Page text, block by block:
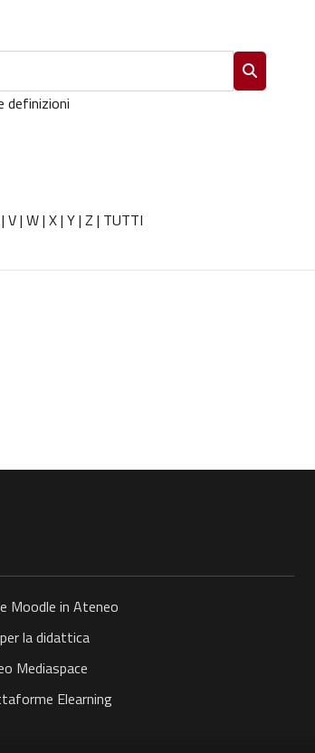
Cerca
definizioni
| V| W| X| Y| Z | TUTTI
Moodle in Ateneo
la didattica
Mediaspace
Elearning